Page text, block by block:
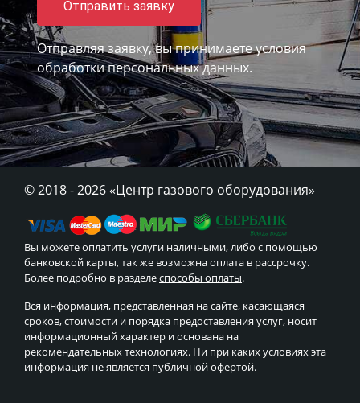
Отправить заявку
Отправляя заявку, вы принимаетеусловия
обработки персональных данных.
© 2018 - 2026 «Центр газового оборудования»
Вы можете оплатить услуги наличными, либо с помощью
банковской карты, так же возможна оплата в рассрочку.
Более подробно в разделеспособы оплаты.
Вся информация, представленная на сайте, касающаяся
сроков, стоимости и порядка предоставления услуг, носит
информационный характер и основана на
рекомендательных технологиях. Ни при каких условиях эта
информация не является публичной офертой.